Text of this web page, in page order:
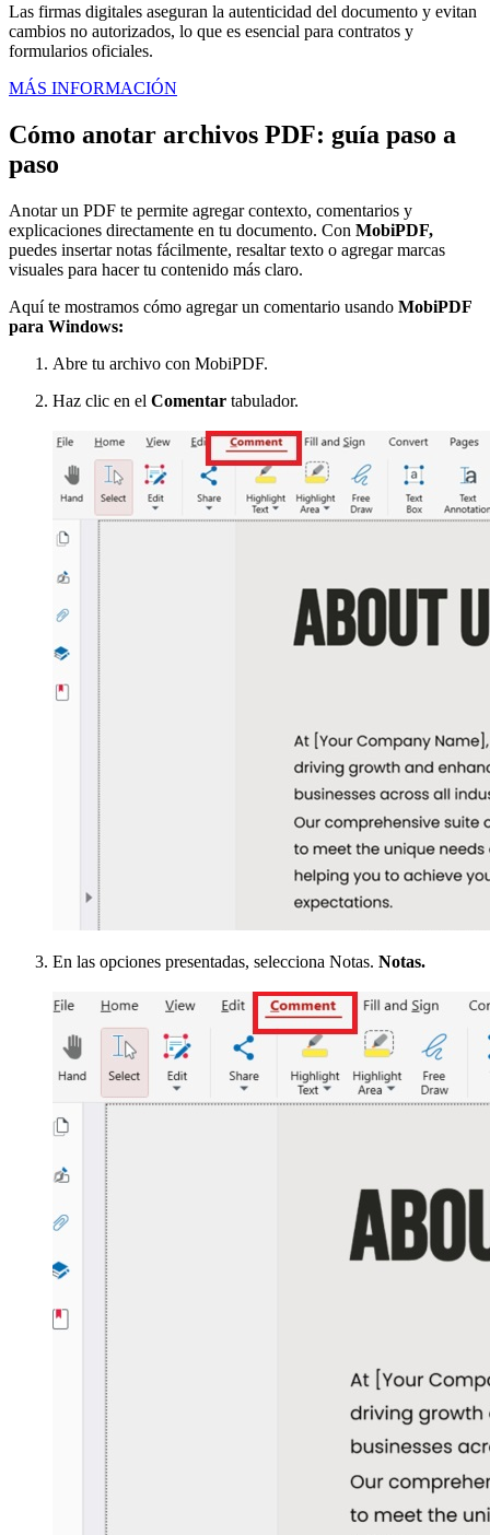
Las firmas digitales aseguran la autenticidad del documento y evitan
cambios no autorizados, lo que es esencial para contratos y
formularios oficiales.
MÁS INFORMACIÓN
Cómo anotar archivos PDF: guía paso a
paso
Anotar un PDF te permite agregar contexto, comentarios y
explicaciones directamente en tu documento. Con MobiPDF,
puedes insertar notas fácilmente, resaltar texto o agregar marcas
visuales para hacer tu contenido más claro.
Aquí te mostramos cómo agregar un comentario usando MobiPDF
para Windows:
Abre tu archivo con MobiPDF.
Haz clic en el Comentar tabulador.
En las opciones presentadas, selecciona Notas. Notas.